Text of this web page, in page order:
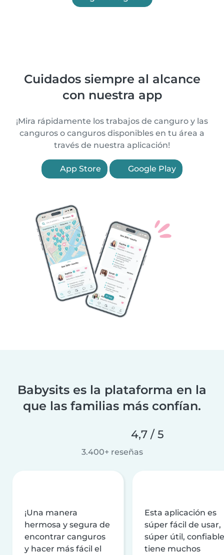
Cuidados siempre al alcance
con nuestra app
¡Mira rápidamente los trabajos de canguro y las
canguros o canguros disponibles en tu área a
través de nuestra aplicación!
App Store Google Play
Babysits es la plataforma en la
que las familias más confían.
4,7 / 5
3.400+ reseñas
¡Una manera
hermosa y segura de
encontrar canguros
y hacer más fácil el
Esta aplicación es
súper fácil de usar,
súper útil,
tiene muchos